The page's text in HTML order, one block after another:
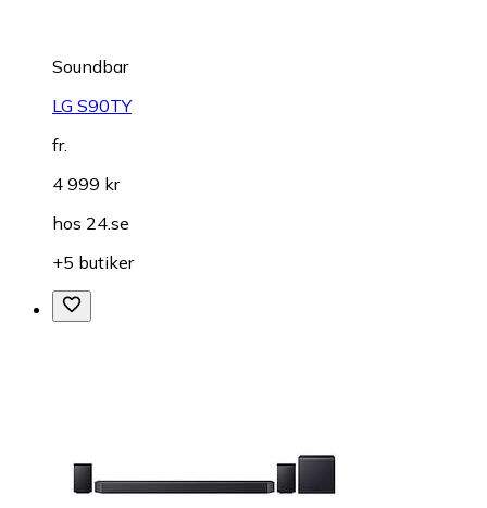
Soundbar
LG S90TY
fr.
4 999 kr
hos 24.se
+5 butiker